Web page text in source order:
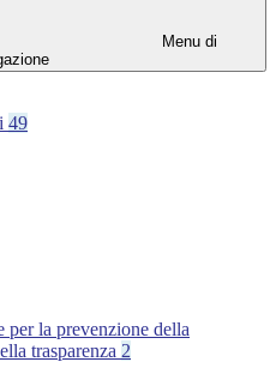
Menu di
49
per la prevenzione della
trasparenza 2